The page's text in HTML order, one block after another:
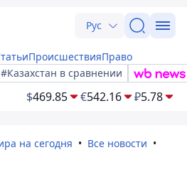
Рус
ПроисшествияПраво
#Казахстан в сравнении
$469.85 €542.16 ₽5.78
на сегодня
Все новости